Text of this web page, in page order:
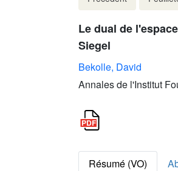
Le dual de
Siegel
Bekolle, David
Annales de l'Institut
Résumé (VO)